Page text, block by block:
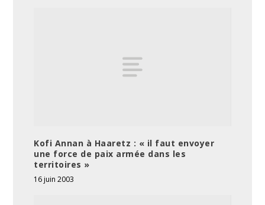
Kofi Annan à Haaretz : « il faut envoyer
une force de paix armée dans les
territoires »
16 juin 2003